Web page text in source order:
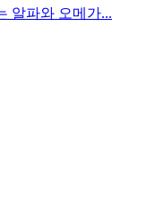
알파와 오메가...